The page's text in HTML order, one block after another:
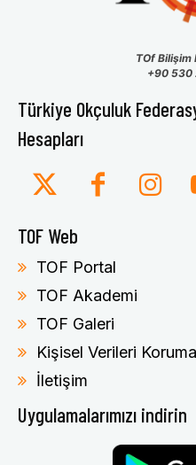
TOf Bilişim
+90 530
Türkiye Okçuluk
Hesapları
TOF Web
TOF Portal
TOF Akademi
TOF Galeri
Kişisel Verileri
İletişim
Uygulamalarımızı indirin